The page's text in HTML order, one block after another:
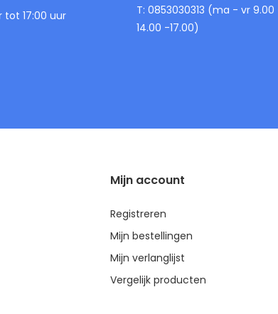
17:00 uur
T: 0853030313 (ma - vr 9.00
14.00 -17.00)
Mijn account
Registreren
Mijn bestellingen
Mijn verlanglijst
Vergelijk producten